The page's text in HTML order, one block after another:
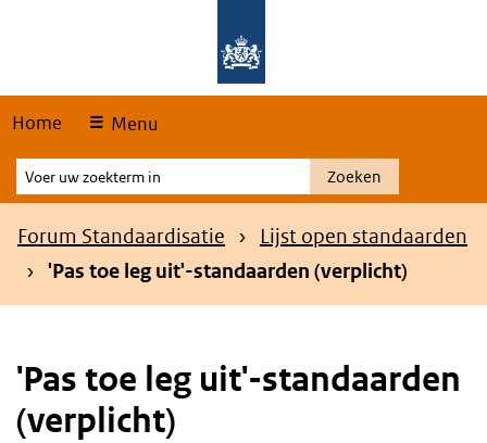
Home Menu
Voer
uw
zoekterm
Zoeken
Kruimelpad
Forum Standaardisatie
Lijst open standaarden
'Pas toe leg uit'-standaarden (verplicht)
'Pas toe leg uit'-standaarden
(verplicht)